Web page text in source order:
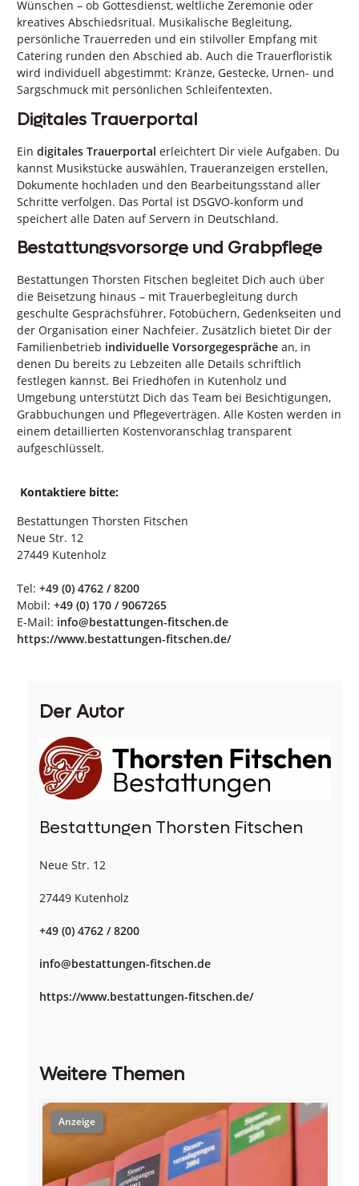
Wünschen – ob Gottesdienst, weltliche Zeremonie oder
kreatives Abschiedsritual. Musikalische Begleitung,
persönliche Trauerreden und ein stilvoller Empfang mit
Catering runden den Abschied ab. Auch die Trauerfloristik
wird individuell abgestimmt: Kränze, Gestecke, Urnen- und
Sargschmuck mit persönlichen Schleifentexten.
Digitales Trauerportal
Ein digitales Trauerportal erleichtert Dir viele Aufgaben. Du
kannst Musikstücke auswählen, Traueranzeigen erstellen,
Dokumente hochladen und den Bearbeitungsstand aller
Schritte verfolgen. Das Portal ist DSGVO-konform und
speichert alle Daten auf Servern in Deutschland.
Bestattungsvorsorge und Grabpflege
Bestattungen Thorsten Fitschen begleitet Dich auch über
die Beisetzung hinaus – mit Trauerbegleitung durch
geschulte Gesprächsführer, Fotobüchern, Gedenkseiten und
der Organisation einer Nachfeier. Zusätzlich bietet Dir der
Familienbetrieb individuelle Vorsorgegespräche an, in
denen Du bereits zu Lebzeiten alle Details schriftlich
festlegen kannst. Bei Friedhöfen in Kutenholz und
Umgebung unterstützt Dich das Team bei Besichtigungen,
Grabbuchungen und Pflegeverträgen. Alle Kosten werden in
einem detaillierten Kostenvoranschlag transparent
aufgeschlüsselt.
Kontaktiere bitte:
Bestattungen Thorsten Fitschen
Neue Str. 12
27449 Kutenholz
Tel: +49 (0) 4762 / 8200
Mobil: +49 (0) 170 / 9067265
E-Mail: info@bestattungen-fitschen.de
https://www.bestattungen-fitschen.de/
Der Autor
Bestattungen Thorsten Fitschen
Neue Str. 12
27449 Kutenholz
+49 (0) 4762 / 8200
info@bestattungen-fitschen.de
https://www.bestattungen-fitschen.de/
Weitere Themen